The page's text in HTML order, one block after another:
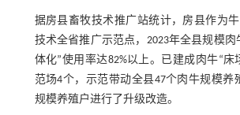
据房县畜牧技术推广站统计，房县作为
技术全省推广示范点，2023年全县规模肉
体化”使用率达82%以上。已建成肉牛“床
范场4个，示范带动全县47个肉牛规模养
规模养殖户进行了升级改造。